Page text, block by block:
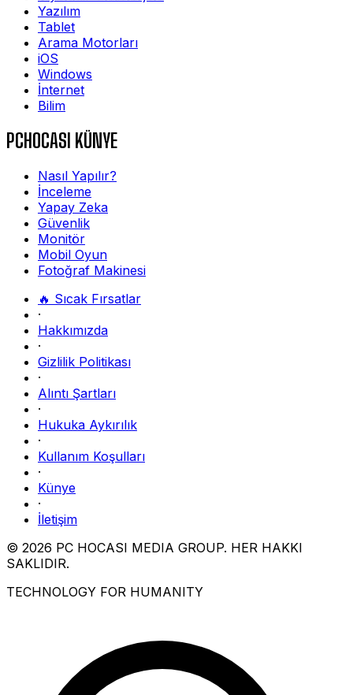
Yazılım
Tablet
Arama Motorları
iOS
Windows
İnternet
Bilim
PCHOCASI KÜNYE
Nasıl Yapılır?
İnceleme
Yapay Zeka
Güvenlik
Monitör
Mobil Oyun
Fotoğraf Makinesi
🔥 Sıcak Fırsatlar
·
Hakkımızda
·
Gizlilik Politikası
·
Alıntı Şartları
·
Hukuka Aykırılık
·
Kullanım Koşulları
·
Künye
·
İletişim
© 2026 PC HOCASI MEDIA GROUP. HER HAKKI
SAKLIDIR.
TECHNOLOGY FOR HUMANITY